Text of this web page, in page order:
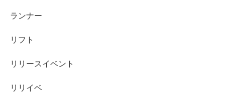
ランナー
リフト
リリースイベント
リリイベ